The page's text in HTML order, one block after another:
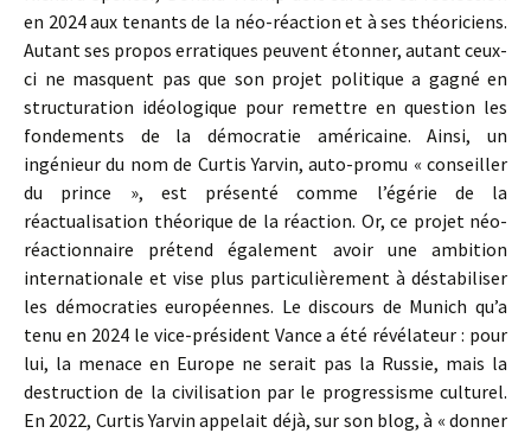
en 2024 aux tenants de la néo-réaction et à ses théoriciens.
Autant ses propos erratiques peuvent étonner, autant ceux-
ci ne masquent pas que son projet politique a gagné en
structuration idéologique pour remettre en question les
fondements de la démocratie américaine. Ainsi, un
ingénieur du nom de Curtis Yarvin, auto-promu « conseiller
du prince », est présenté comme l’égérie de la
réactualisation théorique de la réaction. Or, ce projet néo-
réactionnaire prétend également avoir une ambition
internationale et vise plus particulièrement à déstabiliser
les démocraties européennes. Le discours de Munich qu’a
tenu en 2024 le vice-président Vance a été révélateur : pour
lui, la menace en Europe ne serait pas la Russie, mais la
destruction de la civilisation par le progressisme culturel.
En 2022, Curtis Yarvin appelait déjà, sur son blog, à « donner